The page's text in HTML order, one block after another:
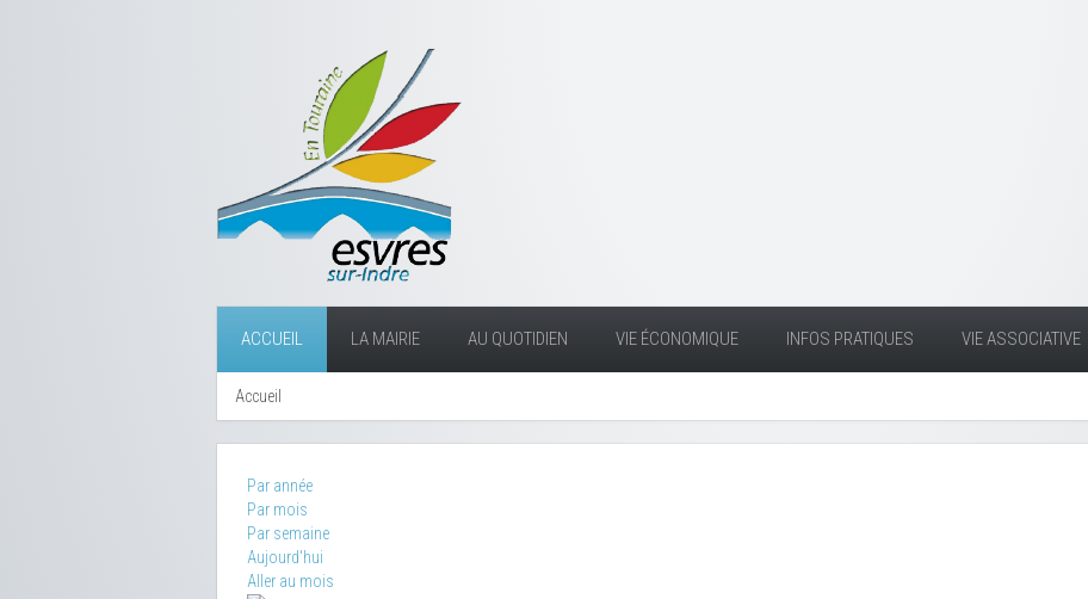
ACCUEIL LA MAIRIE AU QUOTIDIEN VIE ÉCONOMIQUE INFOS PRATIQUES VIE ASSOCIATIVE
Accueil
Par année
Par mois
Par semaine
Aujourd'hui
Aller au mois